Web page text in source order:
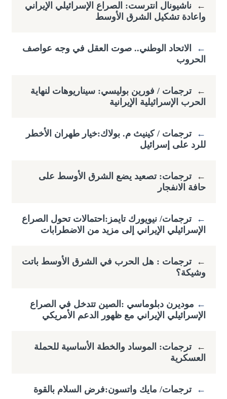
←
ناشيونال انترست: الصراع الإسرائيلي الإيراني
واعادة تشكيل الشرق الأوسط
←
الاتحاد الوطني.. صوت العقل في وجه عواصف
الحروب
← ترجمات / فورين بوليسي: سيناريوهات لنهاية
الحرب الإسرائيلية الإيرانية
← ترجمات / كينيث م. بولاك:خيار طهران الأخطر
للرد على إسرائيل
← ترجمات: تصعيد يضع الشرق الأوسط على
حافة الانفجار
← ترجمات/ نيويورك تايمز:احتمالات تحول الصراع
الإسرائيلي الإيراني إلى مزيد من الاضطرابات
← ترجمات : هل الحرب في الشرق الأوسط باتت
وشيكة؟
← ​موديرن دبلوماسي :الصين تتدخل في الصراع
الإسرائيلي الإيراني مع ظهور الدعم الأمريكي
← ترجمات: الموساد والخطة الأساسية للحملة
العسكرية
← ترجمات/ مايك واتسون:فرض السلام بالقوة